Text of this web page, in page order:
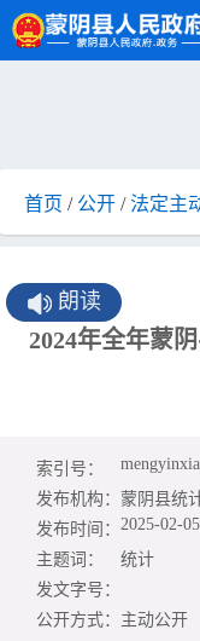
首页 / 公开 /法定主
朗读
2024年全年蒙
索引号：
发布机构： 蒙阴县统
发布时间： 2025-02-
主题词：
统计
发文字号：
公开方式： 主动公开